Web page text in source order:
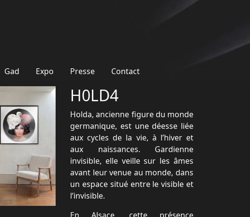
Gad Expo Presse Contact
H0LD4
Holda, ancienne figure du monde
germanique, est une déesse liée
aux cycles de la vie, à l’hiver et
aux naissances. Gardienne
invisible, elle veille sur les âmes
avant leur venue au monde, dans
un espace situé entre le visible et
l’invisible.